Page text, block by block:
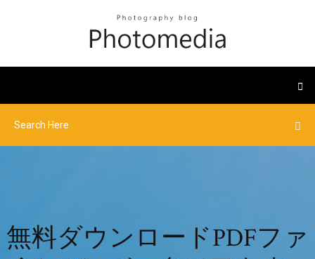
無料ダウンロードPDFファ